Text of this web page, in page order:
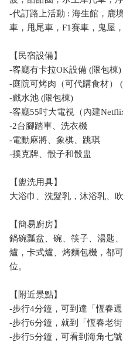
-代訂路上活動 : 海生館，鹿
車，甩尾車，F1賽車，鬼屋
【民宿設備】
-客廳有卡拉OK設備 (限包棟)
-庭院可烤肉（可代購食材）
-戲水池 (限包棟)
-客廳55吋大電視（內建
-2台腳踏車、洗衣機
-電動麻將、象棋、跳琪
-撲克牌、骰子和骰盅
【盥洗用具】
大浴巾、洗髮乳，沐浴乳、
【簡易廚房】
鍋碗瓢盆、碗、筷子、湯匙
爐，卡式爐、烤麵包機，都
位。
【附近景點】
-步行4分鐘，可到達「恆春週
-步行6分鐘，就到「恆春老街
-步行5分鐘，可看到海角七號